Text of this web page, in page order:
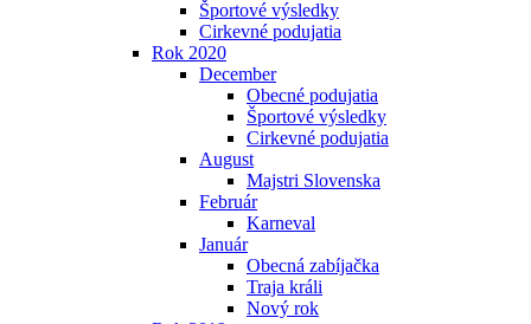
Športové výsledky
Cirkevné podujatia
Rok 2020
December
Obecné podujatia
Športové výsledky
Cirkevné podujatia
August
Majstri Slovenska
Február
Karneval
Január
Obecná zabíjačka
Traja králi
Nový rok